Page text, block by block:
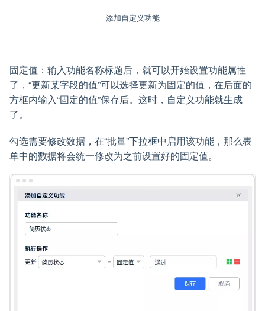
添加自定义功能
固定值：输入功能名称标题后，就可以开始设置功能属性
了，“更新某字段的值”可以选择更新为固定的值，在后面的
方框内输入“固定的值”保存后。这时，自定义功能就生成
了。
勾选需要修改数据，在“批量”下拉框中启用该功能，那么表
单中的数据将会统一修改为之前设置好的固定值。